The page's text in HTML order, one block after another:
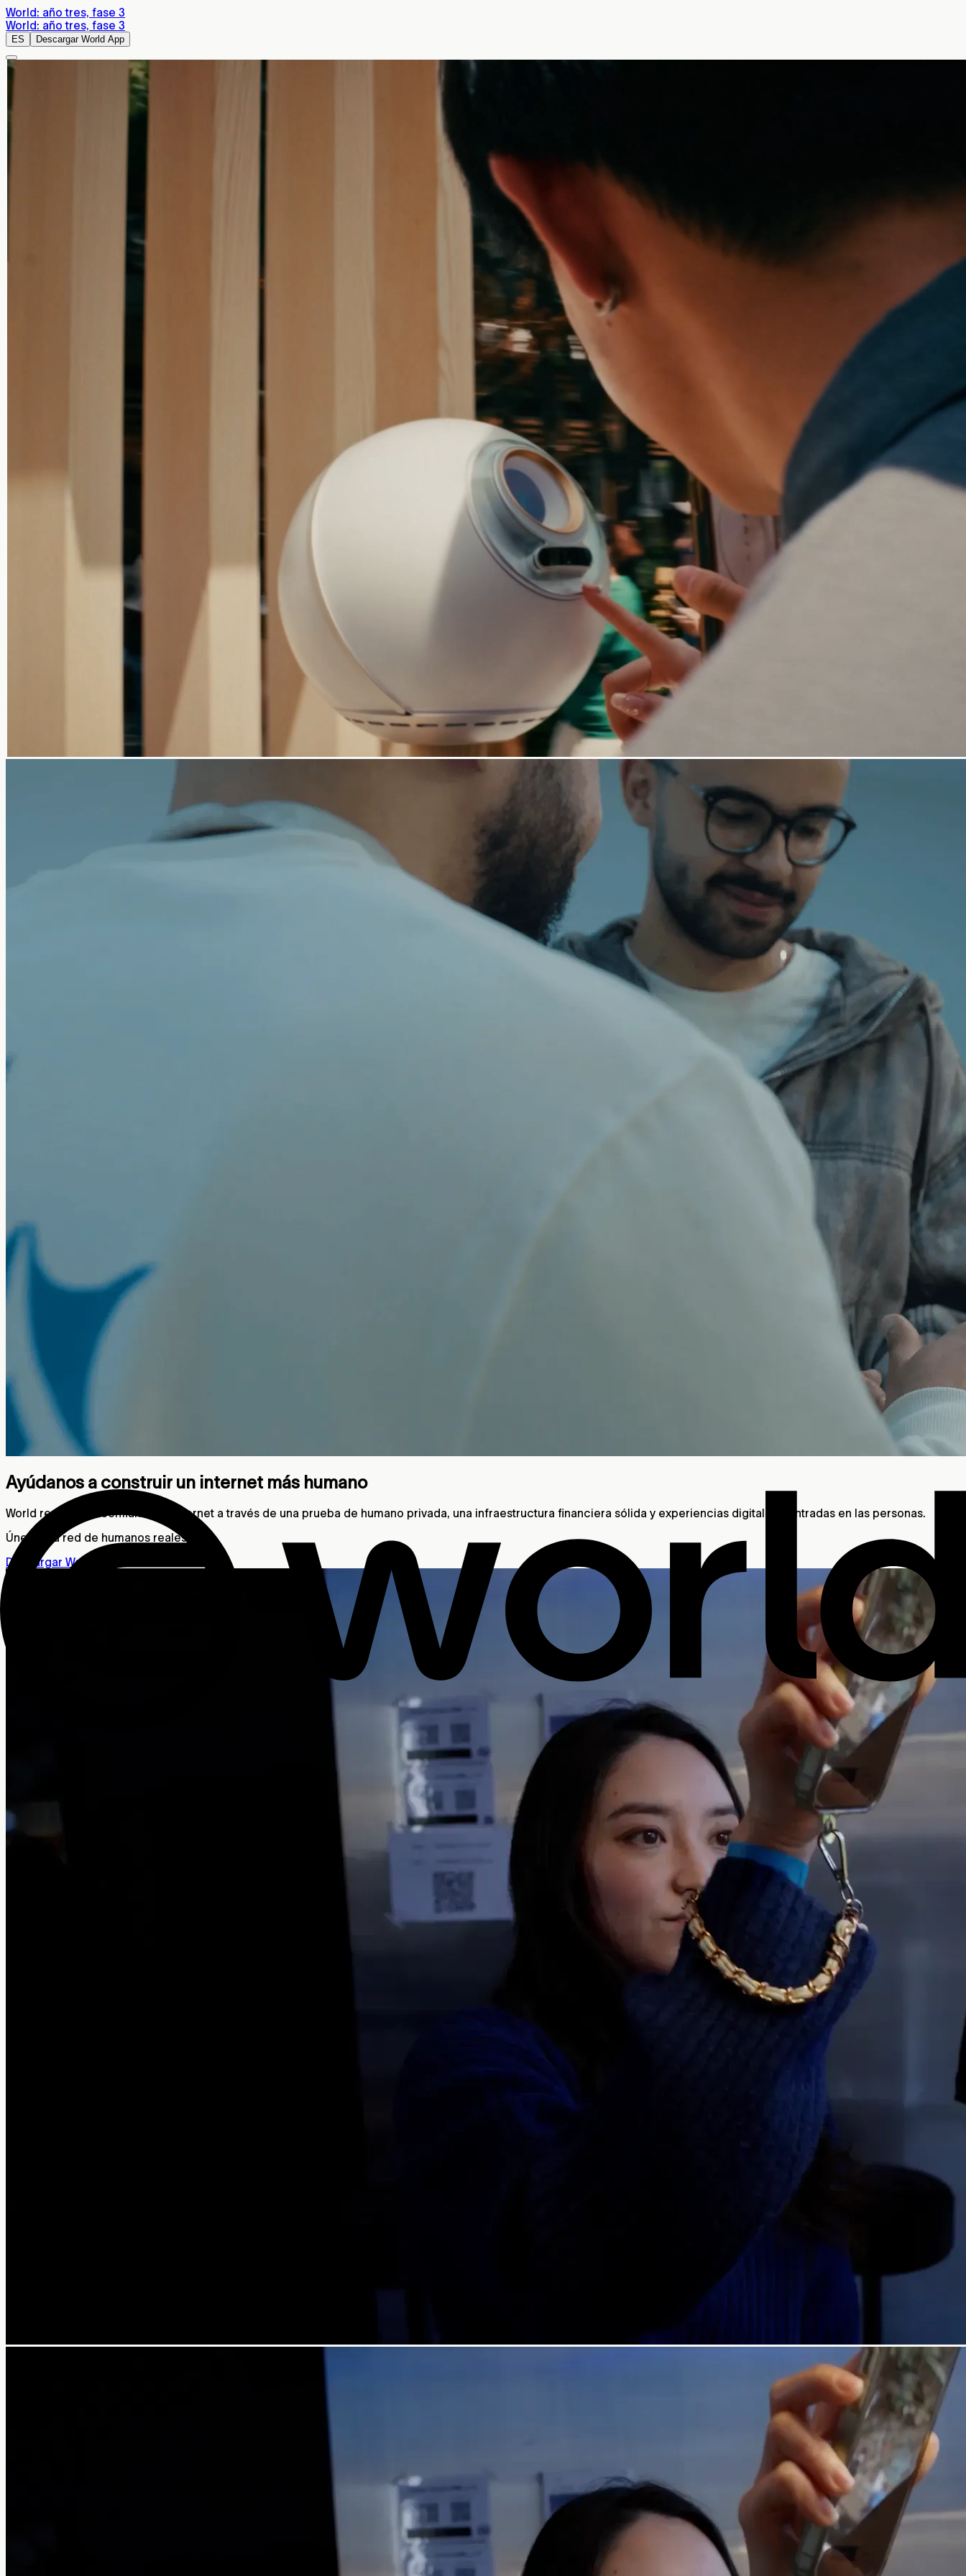
World: año tres, fase 3
World: año tres, fase 3
ES Descargar World App
Ayúdanos a construir un internet más humano
World redefine la confianza en internet a través de una prueba de humano privada, una infraestructura financiera sólida y experiencias digitales centradas en las personas.
Únete a la red de humanos reales.
Descargar World App